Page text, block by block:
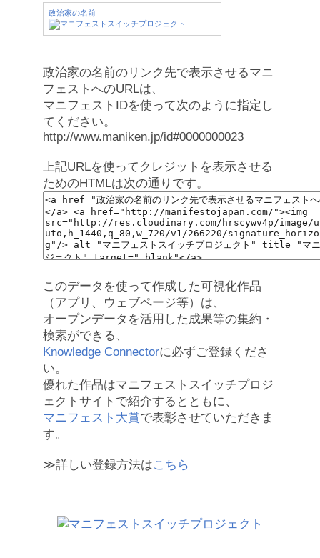
政治家の名前
政治家の名前のリンク先で表示させるマニ
フェストへのURLは、
マニフェストIDを使って次のように指定し
てください。
http://www.maniken.jp/id#0000000023
上記URLを使ってクレジットを表示させる
ためのHTMLは次の通りです。
このデータを使って作成した可視化作品
（アプリ、ウェブページ等）は、
オープンデータを活用した成果等の集約・
検索ができる、
Knowledge Connectorに必ずご登録くださ
い。
優れた作品はマニフェストスイッチプロジ
ェクトサイトで紹介するとともに、
マニフェスト大賞で表彰させていただきま
す。
≫詳しい登録方法はこちら